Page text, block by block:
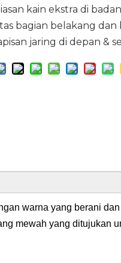
kain ekstra di
bagian belakang dan
jaring di depan &
warna yang berani
mewah yang ditujukan